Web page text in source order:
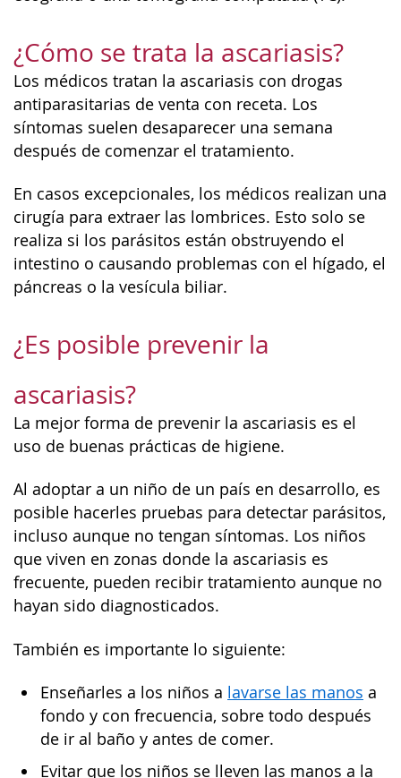
¿Cómo se trata la ascariasis?
Los médicos tratan la ascariasis con drogas
antiparasitarias de venta con receta. Los
síntomas suelen desaparecer una semana
después de comenzar el tratamiento.
En casos excepcionales, los médicos realizan una
cirugía para extraer las lombrices. Esto solo se
realiza si los parásitos están obstruyendo el
intestino o causando problemas con el hígado, el
páncreas o la vesícula biliar.
¿Es posible prevenir la
ascariasis?
La mejor forma de prevenir la ascariasis es el
uso de buenas prácticas de higiene.
Al adoptar a un niño de un país en desarrollo, es
posible hacerles pruebas para detectar parásitos,
incluso aunque no tengan síntomas. Los niños
que viven en zonas donde la ascariasis es
frecuente, pueden recibir tratamiento aunque no
hayan sido diagnosticados.
También es importante lo siguiente:
Enseñarles a los niños a lavarse las manos a
fondo y con frecuencia, sobre todo después
de ir al baño y antes de comer.
Evitar que los niños se lleven las manos a la